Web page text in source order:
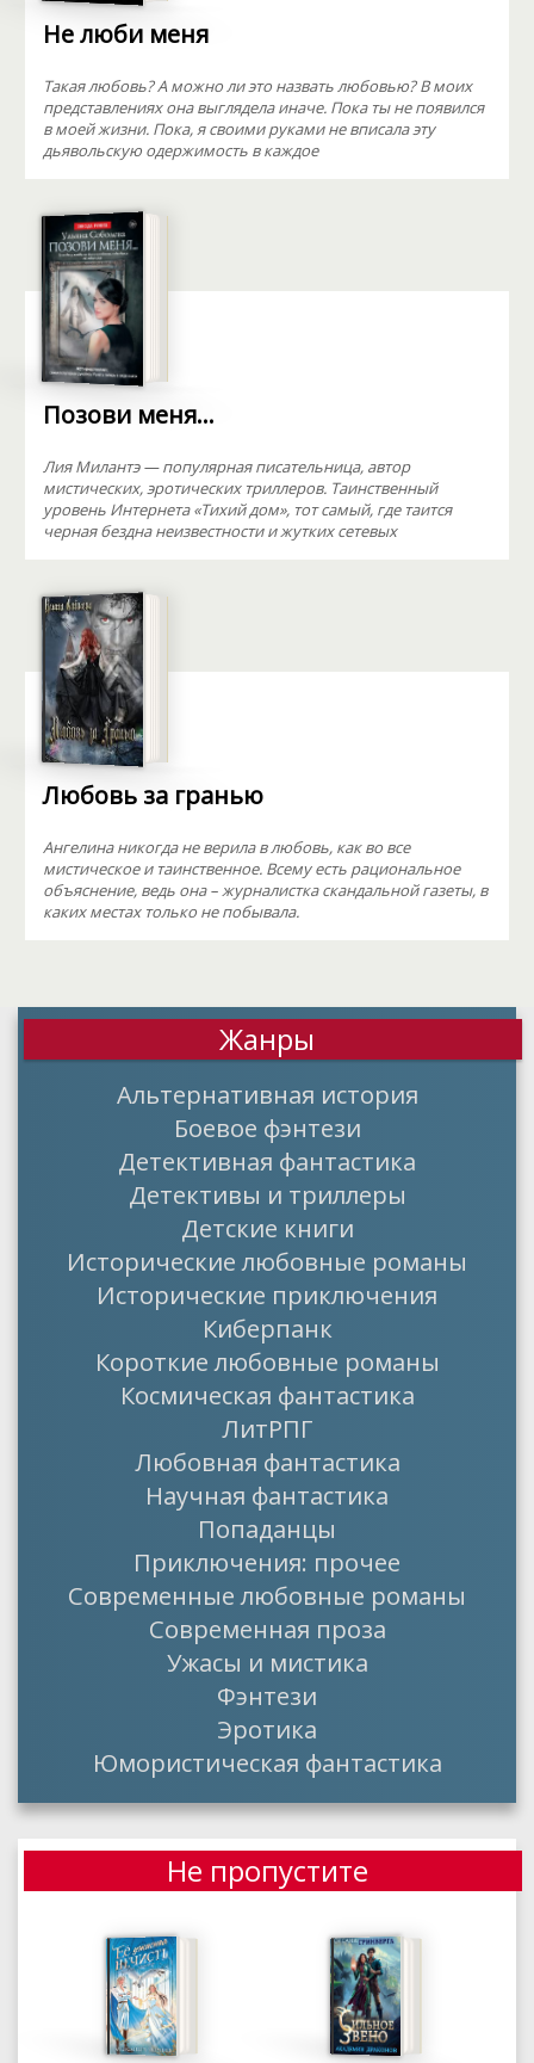
Не люби меня
Такая любовь? А можно ли это назвать любовью? В моих
представлениях она выглядела иначе. Пока ты не появился
в моей жизни. Пока, я своими руками не вписала эту
дьявольскую одержимость в каждое
Позови меня…
Лия Милантэ — популярная писательница, автор
мистических, эротических триллеров. Таинственный
уровень Интернета «Тихий дом», тот самый, где таится
черная бездна неизвестности и жутких сетевых
Любовь за гранью
Ангелина никогда не верила в любовь, как во все
мистическое и таинственное. Всему есть рациональное
объяснение, ведь она – журналистка скандальной газеты, в
каких местах только не побывала.
Жанры
Альтернативная история
Боевое фэнтези
Детективная фантастика
Детективы и триллеры
Детские книги
Исторические любовные романы
Исторические приключения
Киберпанк
Короткие любовные романы
Космическая фантастика
ЛитРПГ
Любовная фантастика
Научная фантастика
Попаданцы
Приключения: прочее
Современные любовные романы
Современная проза
Ужасы и мистика
Фэнтези
Эротика
Юмористическая фантастика
Не пропустите